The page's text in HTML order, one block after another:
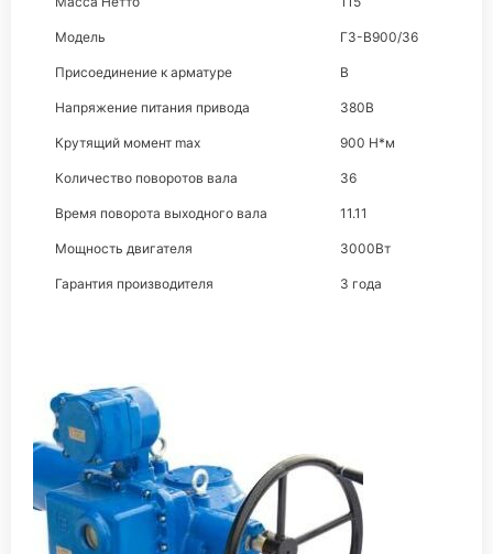
Модель ГЗ-В900/36
Присоединение к арматуре В
Напряжение питания привода 380В
Крутящий момент max 900 Н*м
Количество поворотов вала 36
Время поворота выходного вала 11.11
Мощность двигателя 3000Вт
Гарантия производителя 3 года